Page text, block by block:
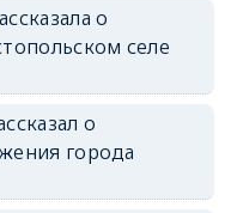
о
селе
о
города